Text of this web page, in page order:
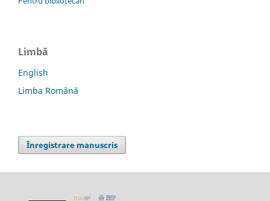
Limbă
English
Limba Română
Înregistrare manuscris